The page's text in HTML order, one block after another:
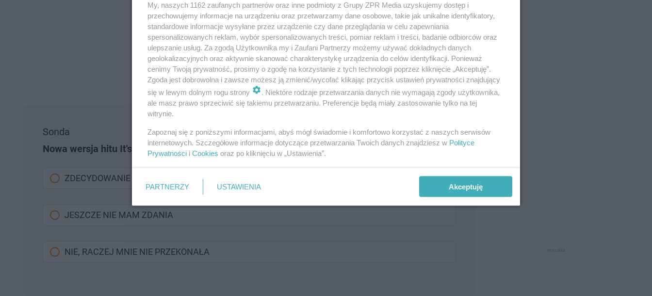
Sonda
Nowa wersja hitu It's My Life w wykonaniu Popka
ZDECYDOWANIE TAK! TO JEST SZTOS JAK PRZERÓBKA BE MY LOVER
JESZCZE NIE MAM ZDANIA
NIE, RACZEJ MNIE NIE PRZEKONAŁA
My, naszych 1162 zaufanych partnerów oraz inne podmioty z Grupy ZPR Media uzyskujemy dostęp i
przechowujemy informacje na urządzeniu oraz przetwarzamy dane osobowe, takie jak unikalne identyfikatory,
standardowe informacje wysyłane przez urządzenie czy dane przeglądania w celu zapewniania
spersonalizowanych reklam, wybór spersonalizowanych treści, pomiar reklam i treści, badanie odbiorców oraz
ulepszanie usług. Za zgodą Użytkownika my i Zaufani Partnerzy możemy używać dokładnych danych
geolokalizacyjnych oraz aktywnie skanować charakterystykę urządzenia do celów identyfikacji. Ponieważ
cenimy Twoją prywatność, prosimy o zgodę na korzystanie z tych technologii poprzez kliknięcie „Akceptuję”.
Zgoda jest dobrowolna i zawsze możesz ją zmienić/wycofać klikając przycisk ustawień prywatności znajdujący
się w lewym dolnym rogu strony
. Niektóre rodzaje przetwarzania danych nie wymagają zgody użytkownika,
ale masz prawo sprzeciwić się takiemu przetwarzaniu. Preferencje będą miały zastosowanie tylko na tej
witrynie.
Zapoznaj się z poniższymi informacjami, abyś mógł świadomie i komfortowo korzystać z naszych serwisów
internetowych. Szczegółowe informacje dotyczące przetwarzania Twoich danych znajdziesz w Polityce
Prywatności i Cookies oraz po kliknięciu w „Ustawienia”.
PARTNERZY USTAWIENIA Akceptuję